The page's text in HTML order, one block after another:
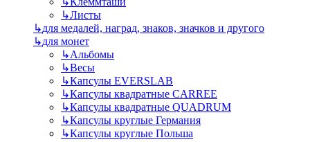
↳Листы
↳для медалей, наград, знаков, значков и другого
↳для монет
↳Альбомы
↳Весы
↳Капсулы EVERSLAB
↳Капсулы квадратные CARREE
↳Капсулы квадратные QUADRUM
↳Капсулы круглые Германия
↳Капсулы круглые Польша